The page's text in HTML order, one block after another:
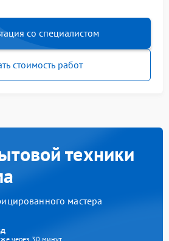
со специалистом
стоимость работ
техники
мастера
через 30 минут